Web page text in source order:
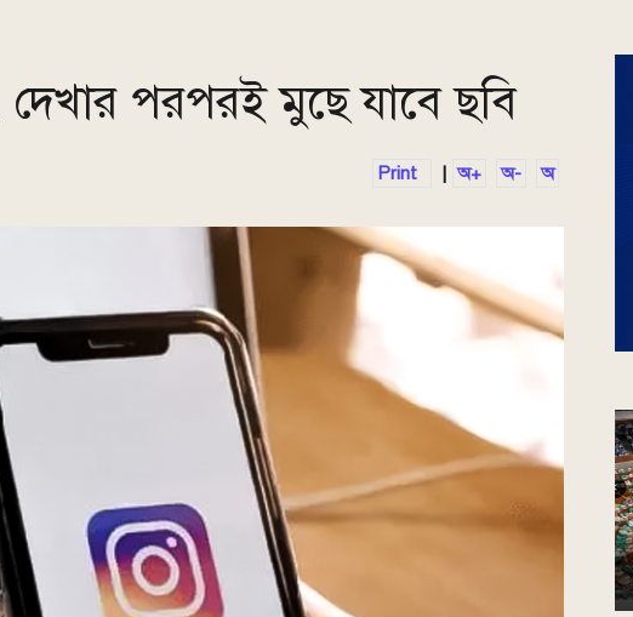
দেখার পরপরই মুছে যাবে ছবি
Print অ+ অ- অ